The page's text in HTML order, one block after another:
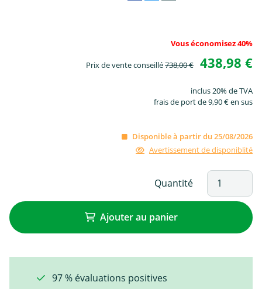
Vous économisez 40%
Prix de vente conseillé738,00 € 438,98 €
inclus 20% de TVA
frais de port de 9,90 € en sus
Disponible à partir du 25/08/2026
Avertissement de disponiblité
Quantité
Ajouter au panier
97 % évaluations positives